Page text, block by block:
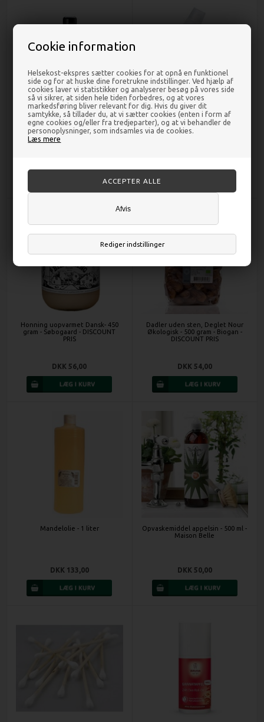
Cookie information
Helsekost-ekspres sætter cookies for at opnå en funktionel
side og for at huske dine foretrukne indstillinger. Ved hjælp af
cookies laver vi statistikker og analyserer besøg på vores side
så vi sikrer, at siden hele tiden forbedres, og at vores
markedsføring bliver relevant for dig. Hvis du giver dit
samtykke, så tillader du, at vi sætter cookies (enten i form af
egne cookies og/eller fra tredjeparter), og at vi behandler de
personoplysninger, som indsamles via de cookies.
Læs mere
Rediger indstillinger
Afvis
Mandelolie Økologisk - 500 ml -
Urtegaarden
Toiletrens Sonett - 750 ml -
DISCOUNT PRIS
Honning uopvarmet Dansk- 450
gram - Søbogaard - DISCOUNT
PRIS
DKK 56,00
Dadler uden sten, Deglet Nour
Økologisk - 500 gram - Biogan -
DISCOUNT PRIS
DKK 54,00
Mandelolie - 1 liter
DKK 133,00
Opvaskemiddel appelsin - 500 ml -
Maison Belle
DKK 50,00